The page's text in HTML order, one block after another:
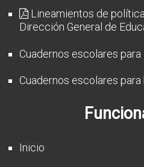
Lineamientos de
Dirección General de
Cuadernos escolares
Cuadernos escolares
Inicio